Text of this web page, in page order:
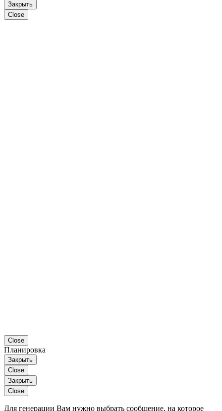
Закрыть
Close
Close
Планировка
Закрыть
Close
Закрыть
Close
Для генерации Вам нужно выбрать сообщение, на которое